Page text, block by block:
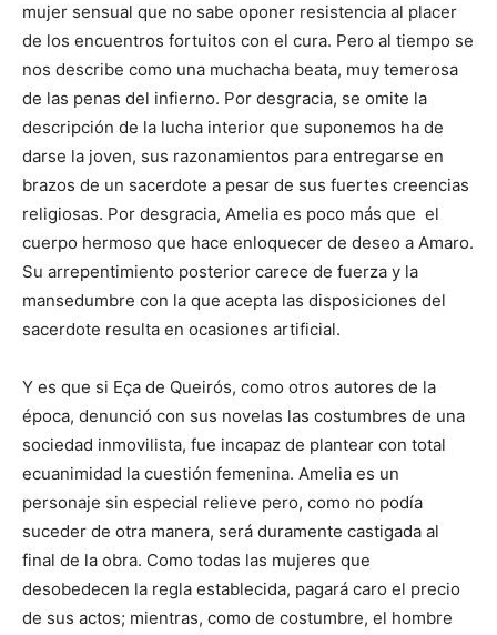
mujer sensual que no sabe oponer resistencia al placer
de los encuentros fortuitos con el cura. Pero al tiempo se
nos describe como una muchacha beata, muy temerosa
de las penas del infierno. Por desgracia, se omite la
descripción de la lucha interior que suponemos ha de
darse la joven, sus razonamientos para entregarse en
brazos de un sacerdote a pesar de sus fuertes creencias
religiosas. Por desgracia, Amelia es poco más que el
cuerpo hermoso que hace enloquecer de deseo a Amaro.
Su arrepentimiento posterior carece de fuerza y la
mansedumbre con la que acepta las disposiciones del
sacerdote resulta en ocasiones artificial.
Y es que si Eça de Queirós, como otros autores de la
época, denunció con sus novelas las costumbres de una
sociedad inmovilista, fue incapaz de plantear con total
ecuanimidad la cuestión femenina. Amelia es un
personaje sin especial relieve pero, como no podía
suceder de otra manera, será duramente castigada al
final de la obra. Como todas las mujeres que
desobedecen la regla establecida, pagará caro el precio
de sus actos; mientras, como de costumbre, el hombre